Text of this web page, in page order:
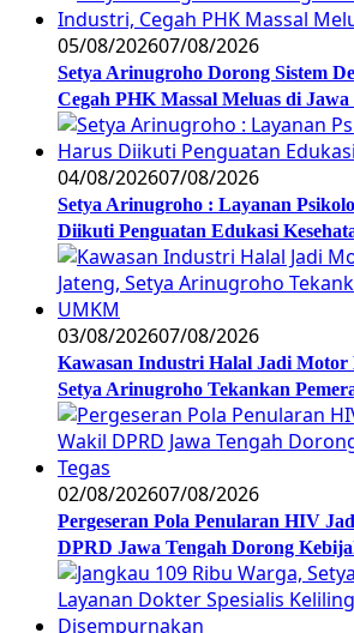
05/08/202607/08/2026
Setya Arinugroho Dorong Sistem
Cegah PHK Massal Meluas di Jawa
04/08/202607/08/2026
Setya Arinugroho : Layanan
Diikuti Penguatan Edukasi
03/08/202607/08/2026
Kawasan Industri Halal Jadi Motor
Setya Arinugroho Tekankan
02/08/202607/08/2026
Pergeseran Pola Penularan HIV
DPRD Jawa Tengah Dorong